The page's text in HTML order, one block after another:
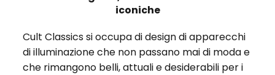
iconiche
Cult Classics si occupa di design di apparecchi
di illuminazione che non passano mai di moda e
che rimangono belli, attuali e desiderabili per i